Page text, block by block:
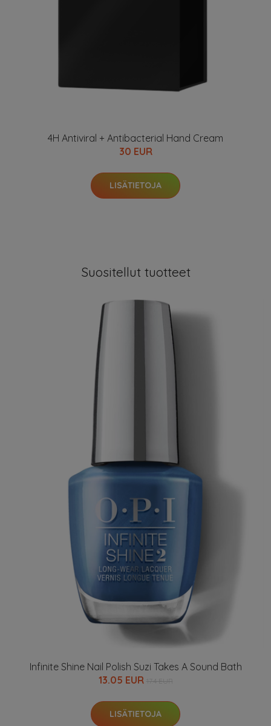
4H Antiviral + Antibacterial Hand Cream
30 EUR
LISÄTIETOJA
Suositellut tuotteet
Infinite Shine Nail Polish Suzi Takes A Sound Bath
13.05 EUR
LISÄTIETOJA